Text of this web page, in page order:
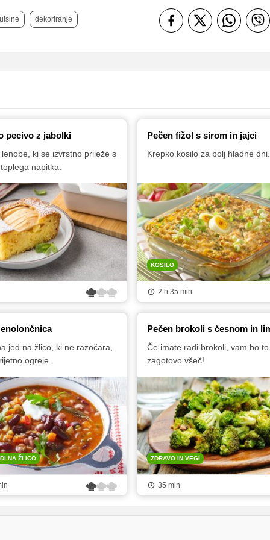
dekoriranje
pecivo z jabolki
ki se izvrstno prileže s
napitka.
Pečen fižol s sirom in jajci
Krepko kosilo za bolj hladne dni.
KOSILO
2 h 35 min
jed na žlico, ki ne razočara,
ogreje.
NA ŽLICO
Pečen brokoli s česnom in
Če imate radi brokoli, vam bo to
zagotovo všeč!
ZDRAVO IN VEGI
35 min